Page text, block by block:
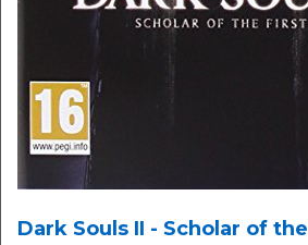
Dark Souls II - Scholar of